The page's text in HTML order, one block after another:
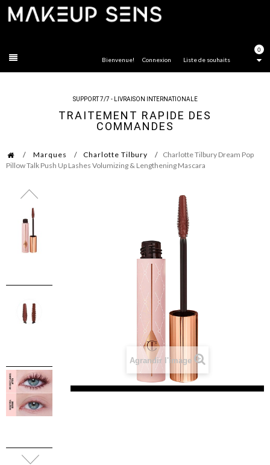
0
Liste de souhaits
Bienvenue! Connexion
SUPPORT 7/7 - LIVRAISON INTERNATIONALE
TRAITEMENT RAPIDE DES
COMMANDES
Marques Charlotte Tilbury
Charlotte Tilbury Dream Pop
Pillow Talk Push Up Lashes Volumizing & Lengthening Mascara
Agrandir l'image